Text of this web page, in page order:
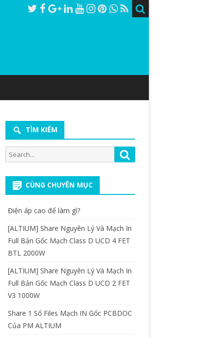
TÌM KIẾM
Search
for:
CÙNG CHUYÊN MỤC
Điện áp cao để làm gì?
[ALTIUM] Share Nguyên Lý Và Mạch In
Full Bản Gốc Mạch Class D UCD 4 FET
BTL 2000W
[ALTIUM] Share Nguyên Lý Và Mạch In
Full Bản Gốc Mạch Class D UCD 2 FET
V3 1000W
Share 1 Số Files Mạch IN Gốc PCBDOC
Của PM ALTIUM